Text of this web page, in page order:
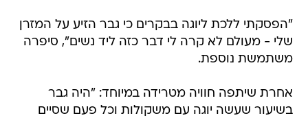
"הפסקתי ללכת ליוגה בבקרים כי גבר הזיע על המזרן
שלי - מעולם לא קרה לי דבר כזה ליד נשים", סיפרה
משתמשת נוספת.
אחרת שיתפה חוויה מטרידה במיוחד: "היה גבר
בשיעור שעשה יוגה עם משקולות וכל פעם שסיים